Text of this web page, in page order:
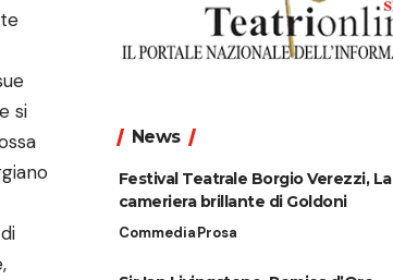
si
News
Festival Teatrale Borgio Verezzi, La
cameriera brillante di Goldoni
CommediaProsa